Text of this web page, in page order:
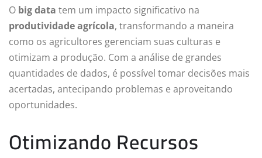
O big data tem um impacto significativo na
produtividade agrícola, transformando a maneira
como os agricultores gerenciam suas culturas e
otimizam a produção. Com a análise de grandes
quantidades de dados, é possível tomar decisões mais
acertadas, antecipando problemas e aproveitando
oportunidades.
Otimizando Recursos